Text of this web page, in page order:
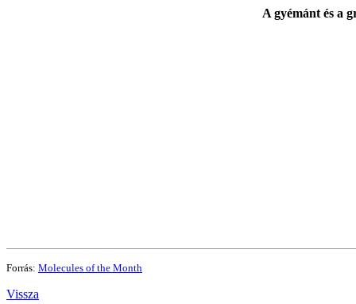
A gyémánt és a
Forrás: Molecules of the Month
Vissza